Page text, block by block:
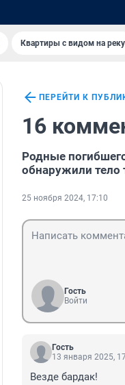
Квартиры с видом на реку
ПЕРЕЙТИ К
16
Родные
обнаружили
25 ноября 2024, 17:10
Гость
Войти
Гость
13 января 2025,
Везде бардак!